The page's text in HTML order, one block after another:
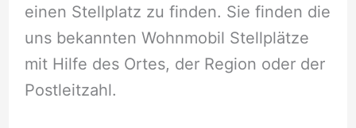
einen Stellplatz zu finden. Sie finden die
uns bekannten Wohnmobil Stellplätze
mit Hilfe des Ortes, der Region oder der
Postleitzahl.